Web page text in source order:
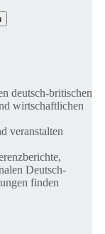
deutsch-britischen
wirtschaftlichen
veranstalten
Deutsch-
finden